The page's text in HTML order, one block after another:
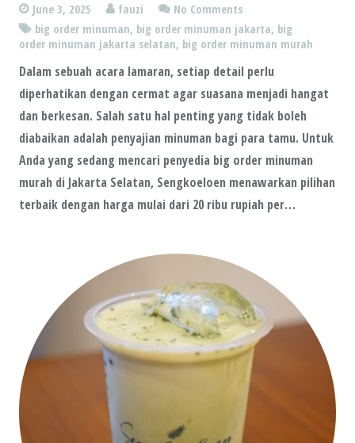
June 3, 2025 fauzi
No Comments
big order minuman, big order minuman jakarta, big
order minuman jakarta selatan, big order minuman murah
Dalam sebuah acara lamaran, setiap detail perlu
diperhatikan dengan cermat agar suasana menjadi hangat
dan berkesan. Salah satu hal penting yang tidak boleh
diabaikan adalah penyajian minuman bagi para tamu. Untuk
Anda yang sedang mencari penyedia big order minuman
murah di Jakarta Selatan, Sengkoeloen menawarkan pilihan
terbaik dengan harga mulai dari 20 ribu rupiah per…